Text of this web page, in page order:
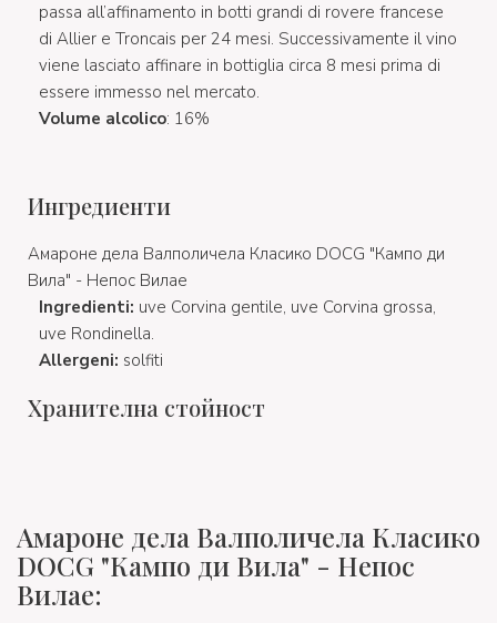
passa all’affinamento in botti grandi di rovere francese
di Allier e Troncais per 24 mesi. Successivamente il vino
viene lasciato affinare in bottiglia circa 8 mesi prima di
essere immesso nel mercato.
Volume alcolico: 16%
Ингредиенти
Амароне дела Валполичела Класико DOCG "Кампо ди
Вила" - Непос Вилае
Ingredienti: uve Corvina gentile, uve Corvina grossa,
uve Rondinella.
Allergeni: solfiti
Хранителна стойност
Амароне дела Валполичела Класико
DOCG "Кампо ди Вила" - Непос
Вилае: